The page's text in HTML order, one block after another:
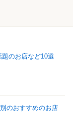
のお店など10選
のおすすめのお店